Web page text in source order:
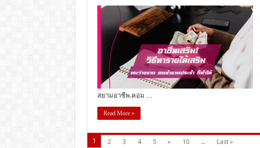
หา
ราย
ได้
เสริม
หลัง
วิกฤต
คน
สยามอาชีพ.คอม …
Read More »
1 2 3 4 5 » 10 ... Last »